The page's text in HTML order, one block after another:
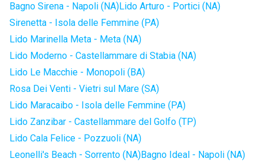
Bagno Sirena - Napoli (NA)Lido Arturo - Portici (NA)
Sirenetta - Isola delle Femmine (PA)
Lido Marinella Meta - Meta (NA)
Lido Moderno - Castellammare di Stabia (NA)
Lido Le Macchie - Monopoli (BA)
Rosa Dei Venti - Vietri sul Mare (SA)
Lido Maracaibo - Isola delle Femmine (PA)
Lido Zanzibar - Castellammare del Golfo (TP)
Lido Cala Felice - Pozzuoli (NA)
Leonelli's Beach - Sorrento (NA)Bagno Ideal - Napoli (NA)